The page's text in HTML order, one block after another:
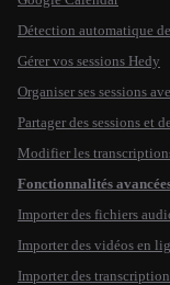
Détection automatique
Gérer vos sessions Hedy
Organiser ses sessions
Partager des sessions et
Modifier les
Fonctionnalités
Importer des fichiers
Importer des vidéos en
Importer des